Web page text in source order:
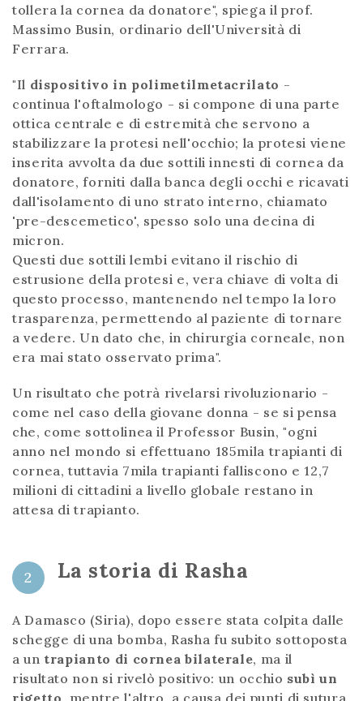
tollera la cornea da donatore", spiega il prof.
Massimo Busin, ordinario dell'Università di
Ferrara.
"Il dispositivo in polimetilmetacrilato -
continua l'oftalmologo - si compone di una parte
ottica centrale e di estremità che servono a
stabilizzare la protesi nell'occhio; la protesi viene
inserita avvolta da due sottili innesti di cornea da
donatore, forniti dalla banca degli occhi e ricavati
dall'isolamento di uno strato interno, chiamato
'pre-descemetico', spesso solo una decina di
micron.
Questi due sottili lembi evitano il rischio di
estrusione della protesi e, vera chiave di volta di
questo processo, mantenendo nel tempo la loro
trasparenza, permettendo al paziente di tornare
a vedere. Un dato che, in chirurgia corneale, non
era mai stato osservato prima".
Un risultato che potrà rivelarsi rivoluzionario -
come nel caso della giovane donna - se si pensa
che, come sottolinea il Professor Busin, "ogni
anno nel mondo si effettuano 185mila trapianti di
cornea, tuttavia 7mila trapianti falliscono e 12,7
milioni di cittadini a livello globale restano in
attesa di trapianto.
2 La storia di Rasha
A Damasco (Siria), dopo essere stata colpita dalle
schegge di una bomba, Rasha fu subito sottoposta
a un trapianto di cornea bilaterale, ma il
risultato non si rivelò positivo: un occhio subì un
rigetto , mentre l'altro, a causa dei punti di sutura